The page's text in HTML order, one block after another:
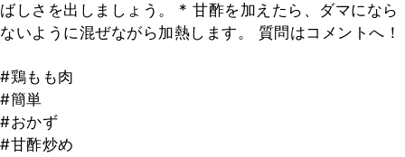
ばしさを出しましょう。 * 甘酢を加えたら、ダマになら
ないように混ぜながら加熱します。 質問はコメントへ！
#鶏もも肉
#簡単
#おかず
#甘酢炒め